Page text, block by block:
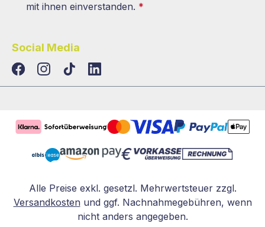
mit ihnen einverstanden. *
Social Media
TikTokLinkedIn
Alle Preise exkl. gesetzl. Mehrwertsteuer zzgl.
Versandkosten und ggf. Nachnahmegebühren, wenn
nicht anders angegeben.